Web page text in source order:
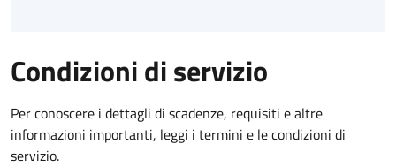
Condizioni di servizio
Per conoscere i dettagli di scadenze, requisiti e altre
informazioni importanti, leggi i termini e le condizioni di
servizio.